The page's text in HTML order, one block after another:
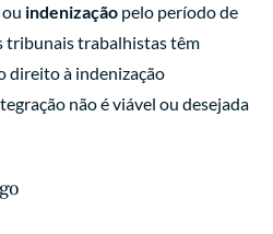
indenizaçãopelo período de
tribunais trabalhistas têm
direito à indenização
não é viável ou desejada